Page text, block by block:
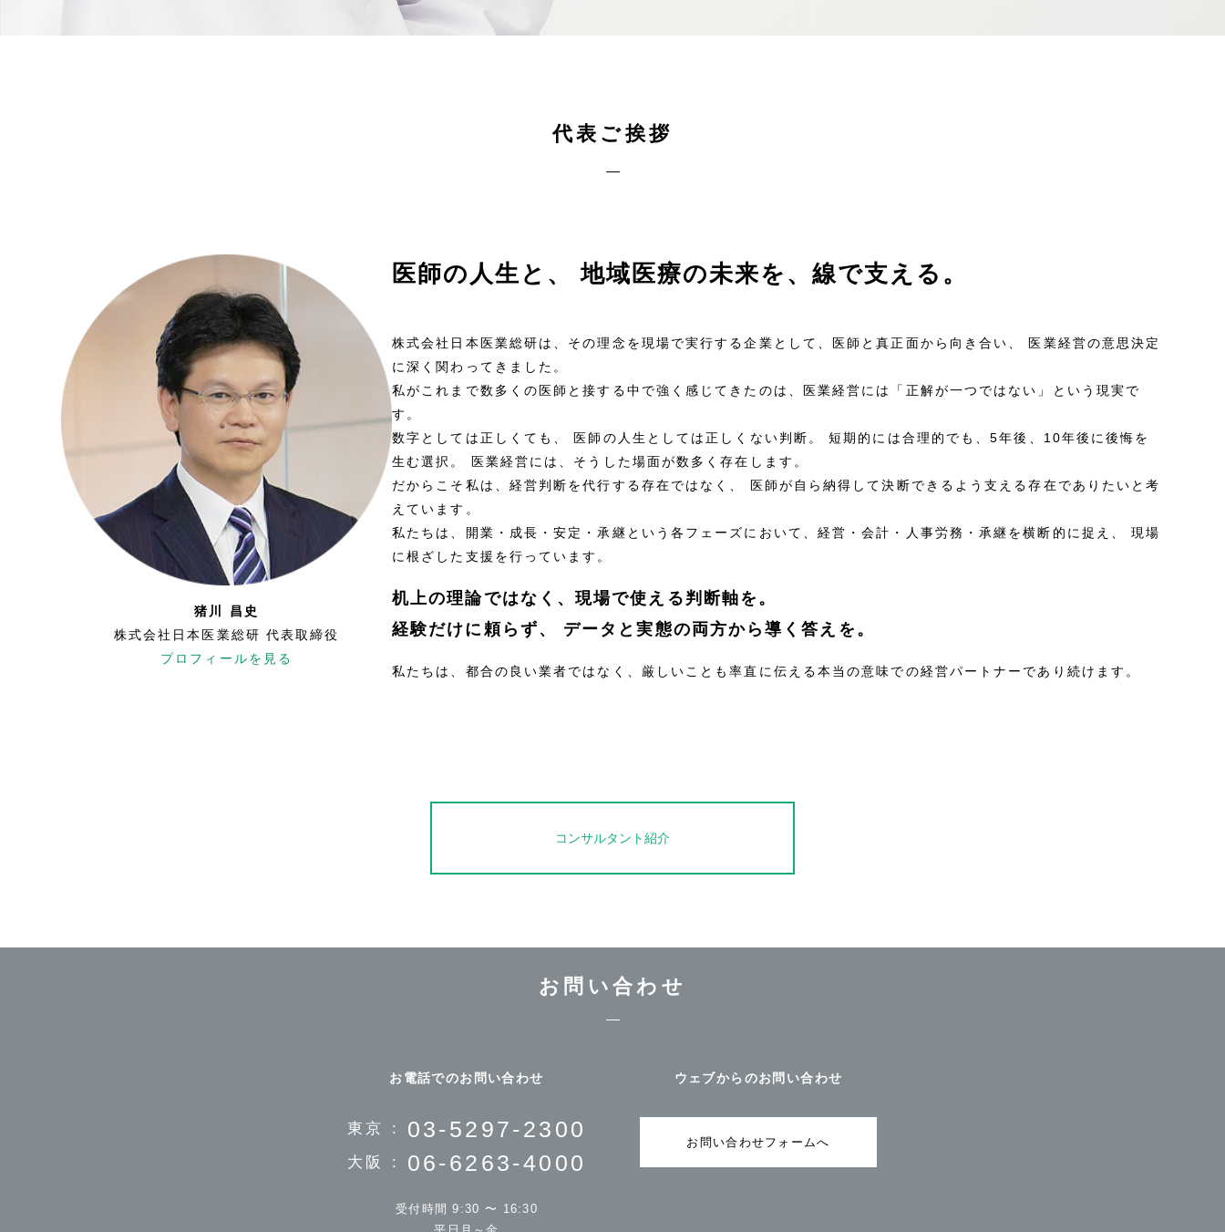
代表ご挨拶
猪川 昌史
株式会社日本医業総研 代表取締役
プロフィールを見る
医師の人生と、地域医療の未来を、線で支える。
株式会社日本医業総研は、その理念を現場で実行する企業として、医師と真正面から向き合い、 医業経営の意思決定
に深く関わってきました。
私がこれまで数多くの医師と接する中で強く感じてきたのは、医業経営には「正解が一つではない」という現実で
す。
数字としては正しくても、
医師の人生としては正しくない判断。短期的には合理的でも、5年後、10年後に後悔を
生む選択。
医業経営には、そうした場面が数多く存在します。
だからこそ私は、経営判断を代行する存在ではなく、
医師が自ら納得して決断できるよう支える存在でありたいと考
えています。
私たちは、開業・成長・安定・承継という各フェーズにおいて、経営・会計・人事労務・承継を横断的に捉え、現場
に根ざした支援を行っています。
机上の理論ではなく、現場で使える判断軸を。
経験だけに頼らず、 データと実態の両方から導く答えを。
私たちは、都合の良い業者ではなく、厳しいことも率直に伝える本当の意味での経営パートナーであり続けます。
コンサルタント紹介
お問い合わせ
お電話でのお問い合わせ
東京 : 03-5297-2300
大阪 : 06-6263-4000
受付時間 9:30 〜 16:30
ウェブからのお問い合わせ
お問い合わせフォームへ